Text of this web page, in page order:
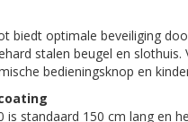
biedt optimale beveiliging
stalen beugel en slothuis.
bedieningsknop en
is standaard 150 cm lang en